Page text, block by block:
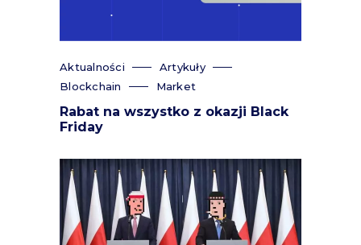
Aktualności
Artykuły
Blockchain
Market
Rabat na wszystko z okazji Black
Friday